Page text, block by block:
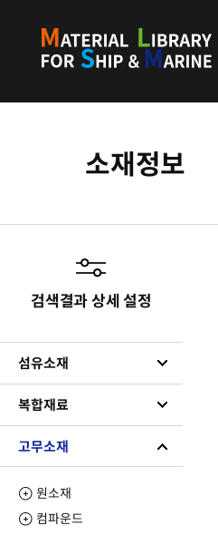
소재정보
검색결과 상세 설정
섬유소재
복합재료
고무소재
원소재
컴파운드